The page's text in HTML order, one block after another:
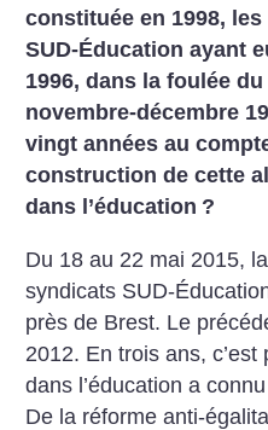
constituée en 1998,
SUD-Éducation ayant
1996, dans la foulée
novembre-décembre
vingt années au
construction de cette
dans l’éducation ?
Du 18 au 22 mai 2015,
syndicats SUD-
près de Brest. Le
2012. En trois ans,
dans l’éducation a
De la réforme anti-